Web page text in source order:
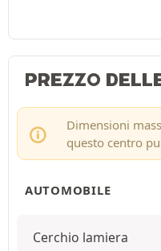
PREZZO
Dimensioni
questo centro
AUTOMOBILE
Cerchio lamiera